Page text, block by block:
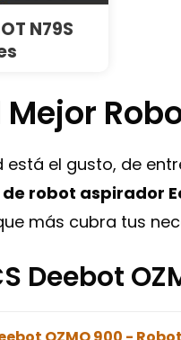
N79S
está el gusto, de
robot aspirador
más cubra tus
Deebot